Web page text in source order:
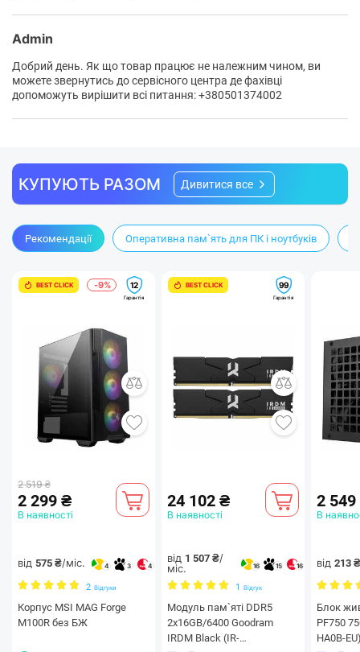
Admin
Добрий день. Як що товар працює не належним чином, ви
можете звернутись до сервісного центра де фахівці
допоможуть вирішити всі питання: +380501374002
КУПУЮТЬ РАЗОМ Дивитися все
Рекомендації Оперативна пам`ять для ПК і ноутбуків
BEST CLICK -9% 12
Гарантія
2 519 ₴
2 299 ₴
В наявності
від 575 ₴/міс. 4 3 4
2 Відгуки
Корпус MSI MAG Forge
M100R без БЖ
BEST CLICK 99
Гарантія
24 102 ₴
В наявності
від 1 507 ₴/
міс.
16 15 16
1 Відгук
Модуль пам`ятi DDR5
2x16GB/6400 Goodram
IRDM Black (IR-
2
В
від 213 ₴
Блок
PF750
HA0B-